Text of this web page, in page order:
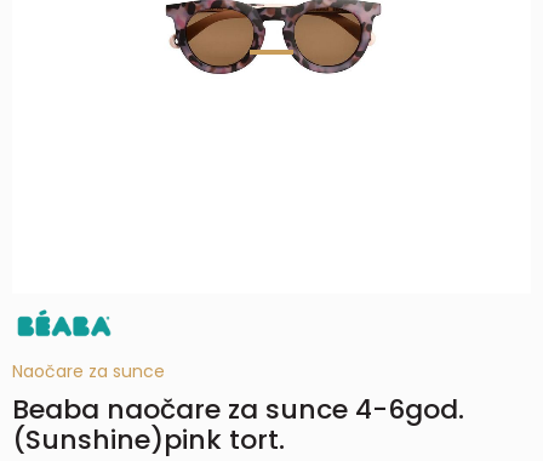
Naočare za sunce
Beaba naočare za sunce 4-6god.
(Sunshine)pink tort.